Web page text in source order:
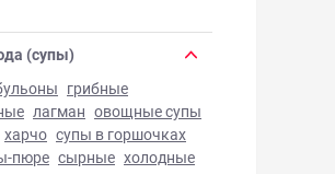
(супы)
грибные
лагман овощные супы
харчо супы в горшочках
пюре сырные холодные